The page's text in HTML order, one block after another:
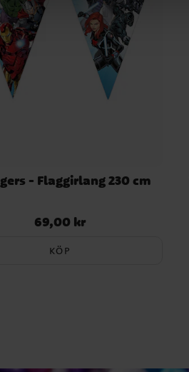
- Flaggirlang 230 cm
Pris:69,00 kr
69,00 kr
KÖP